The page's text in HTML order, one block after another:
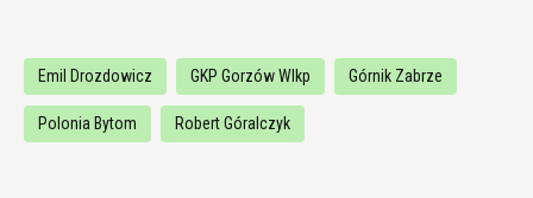
Emil Drozdowicz GKP Gorzów Wlkp Górnik Zabrze
Polonia Bytom Robert Góralczyk